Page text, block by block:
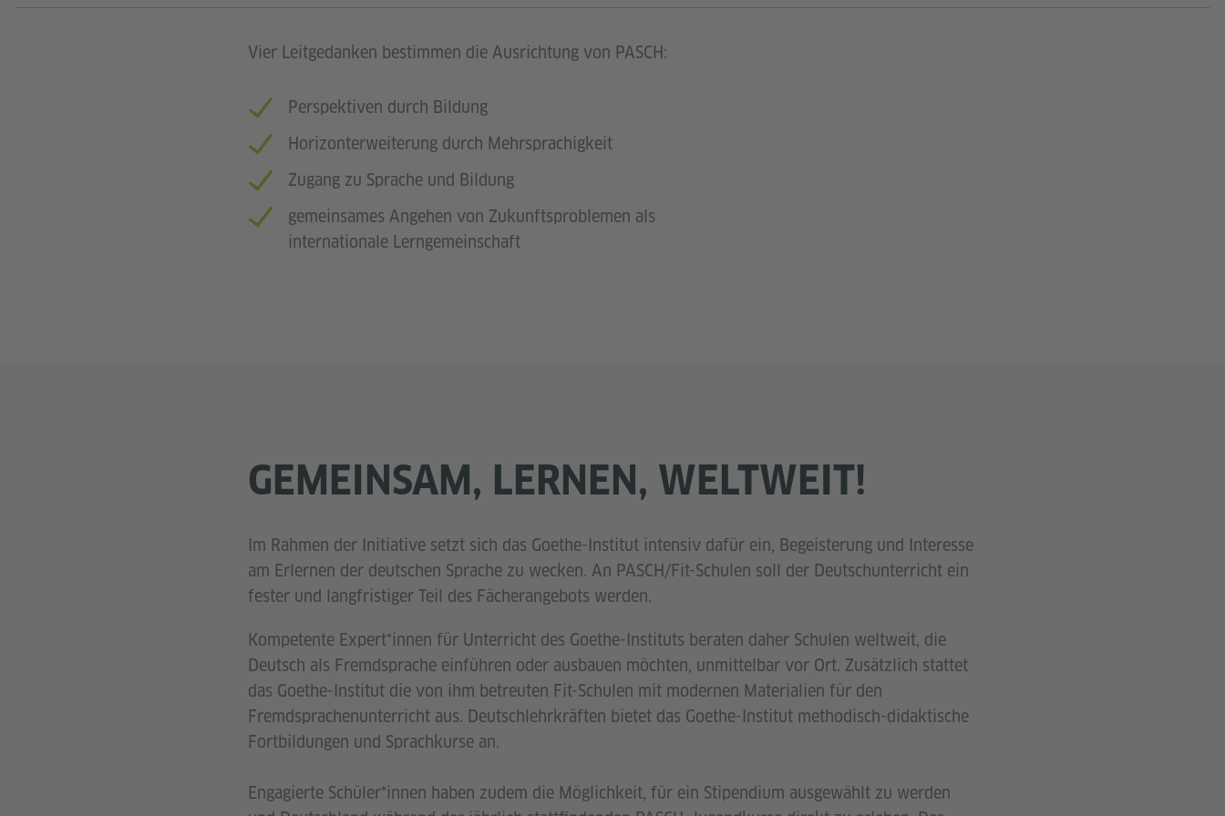
Vier Leitgedanken bestimmen die Ausrichtung von PASCH:
Perspektiven durch Bildung
Horizonterweiterung durch Mehrsprachigkeit
Zugang zu Sprache und Bildung
gemeinsames Angehen von Zukunftsproblemen als
internationale Lerngemeinschaft
GEMEINSAM, LERNEN, WELTWEIT!
Im Rahmen der Initiative setzt sich das Goethe-Institut intensiv dafür ein, Begeisterung und Interesse
am Erlernen der deutschen Sprache zu wecken. An PASCH/Fit-Schulen soll der Deutschunterricht ein
fester und langfristiger Teil des Fächerangebots werden.
Kompetente Expert*innen für Unterricht des Goethe-Instituts beraten daher Schulen weltweit, die
Deutsch als Fremdsprache einführen oder ausbauen möchten, unmittelbar vor Ort. Zusätzlich stattet
das Goethe-Institut die von ihm betreuten Fit-Schulen mit modernen Materialien für den
Fremdsprachenunterricht aus. Deutschlehrkräften bietet das Goethe-Institut methodisch-didaktische
Fortbildungen und Sprachkurse an.
Engagierte Schüler*innen haben zudem die Möglichkeit, für ein Stipendium ausgewählt zu werden